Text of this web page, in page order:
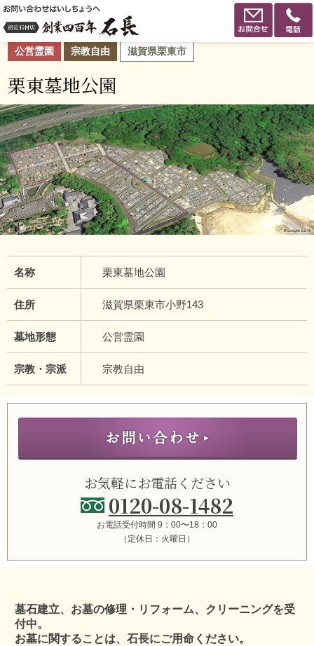
公営霊園 宗教自由 滋賀県栗東市
栗東墓地公園
名称 栗東墓地公園
住所 滋賀県栗東市小野143
墓地形態 公営霊園
宗教・宗派 宗教自由
お気軽にお電話ください
0120-08-1482
お電話受付時間 9：00〜18：00
（定休日：火曜日）
墓石建立、お墓の修理・リフォーム、クリーニングを受
付中。
お墓に関することは、石長にご用命ください。